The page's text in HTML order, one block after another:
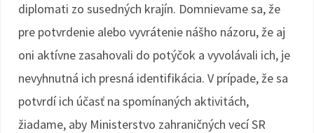
diplomati zo susedných krajín. Domnievame sa, že
pre potvrdenie alebo vyvrátenie nášho názoru, že aj
oni aktívne zasahovali do potýčok a vyvolávali ich, je
nevyhnutná ich presná identifikácia. V prípade, že sa
potvrdí ich účasť na spomínaných aktivitách,
žiadame, aby Ministerstvo zahraničných vecí SR